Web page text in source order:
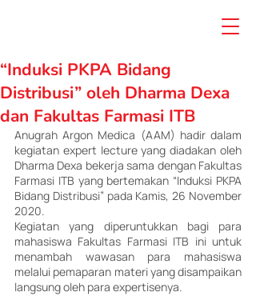
“Induksi PKPA Bidang
Distribusi” oleh Dharma Dexa
dan Fakultas Farmasi ITB
Anugrah Argon Medica (AAM) hadir dalam
kegiatan expert lecture yang diadakan oleh
Dharma Dexa bekerja sama dengan Fakultas
Farmasi ITB yang bertemakan “Induksi PKPA
Bidang Distribusi” pada Kamis, 26 November
2020.
Kegiatan yang diperuntukkan bagi para
mahasiswa Fakultas Farmasi ITB ini untuk
menambah wawasan para mahasiswa
melalui pemaparan materi yang disampaikan
langsung oleh para expertisenya.